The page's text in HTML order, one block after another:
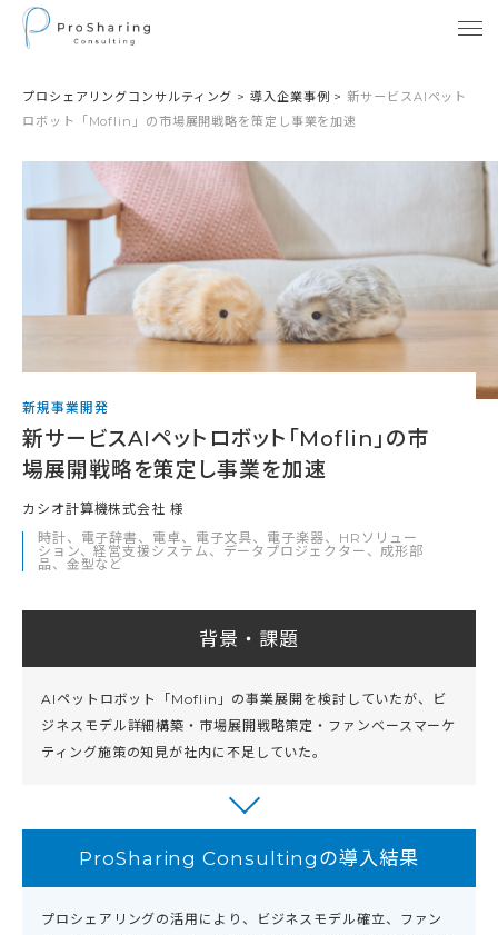
プロシェアリングコンサルティング >導入企業事例 > 新サービスAIペット
ロボット「Moflin」の市場展開戦略を策定し事業を加速
新規事業開発
新サービスAIペットロボット「Moflin」の市
場展開戦略を策定し事業を加速
カシオ計算機株式会社 様
時計、電子辞書、電卓、電子文具、電子楽器、HRソリュー
ション、経営支援システム、データプロジェクター、成形部
品、金型など
背景・課題
AIペットロボット「Moflin」の事業展開を検討していたが、ビ
ジネスモデル詳細構築・市場展開戦略策定・ファンベースマーケ
ティング施策の知見が社内に不足していた。
ProSharing Consultingの導入結果
プロシェアリングの活用により、ビジネスモデル確立、ファン